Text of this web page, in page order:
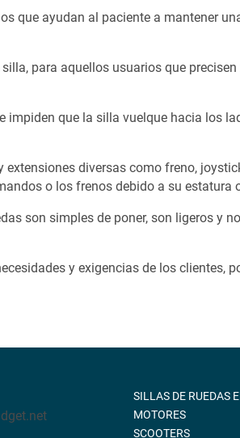
que ayudan al paciente a mantener
para aquellos usuarios que
impiden que la silla vuelque hacia los
diversas como freno,
o los frenos debido a su estatura
son simples de poner, son ligeros y
y exigencias de los clientes,
SILLAS DE RUEDAS
MOTORES
SCOOTERS